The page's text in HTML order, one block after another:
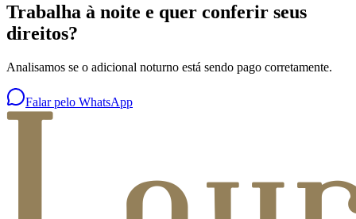
Trabalha à noite e quer conferir seus
direitos?
Analisamos se o adicional noturno está sendo pago corretamente.
Falar pelo WhatsApp